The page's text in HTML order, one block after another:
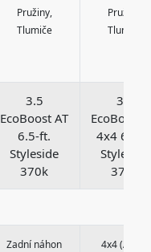
Pružiny,
Tlumiče
Pružiny,
Tlumiče
3.5
EcoBoost AT
6.5-ft.
Styleside
370k
3.5
EcoBoost
4x4 6.5-
Styleside
370k
Zadní náhon 4x4 (AWD)